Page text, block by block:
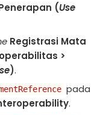
(Use
Registrasi Mata
>
).
pada
.